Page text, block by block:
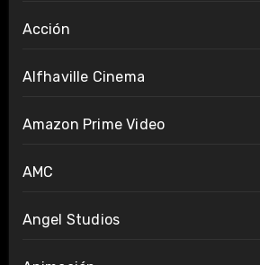
Acción
Alfhaville Cinema
Amazon Prime Video
AMC
Angel Studios